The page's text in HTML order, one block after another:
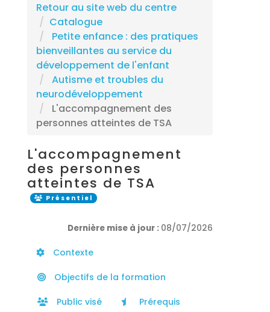
Retour au site web du centre
Catalogue
Petite enfance : des pratiques
bienveillantes au service du
développement de l'enfant
Autisme et troubles du
neurodéveloppement
L'accompagnement des
personnes atteintes de TSA
L'accompagnement
des personnes
atteintes de TSA
Présentiel
Dernière mise à jour : 08/07/2026
Contexte
Objectifs de la formation
Public visé Prérequis